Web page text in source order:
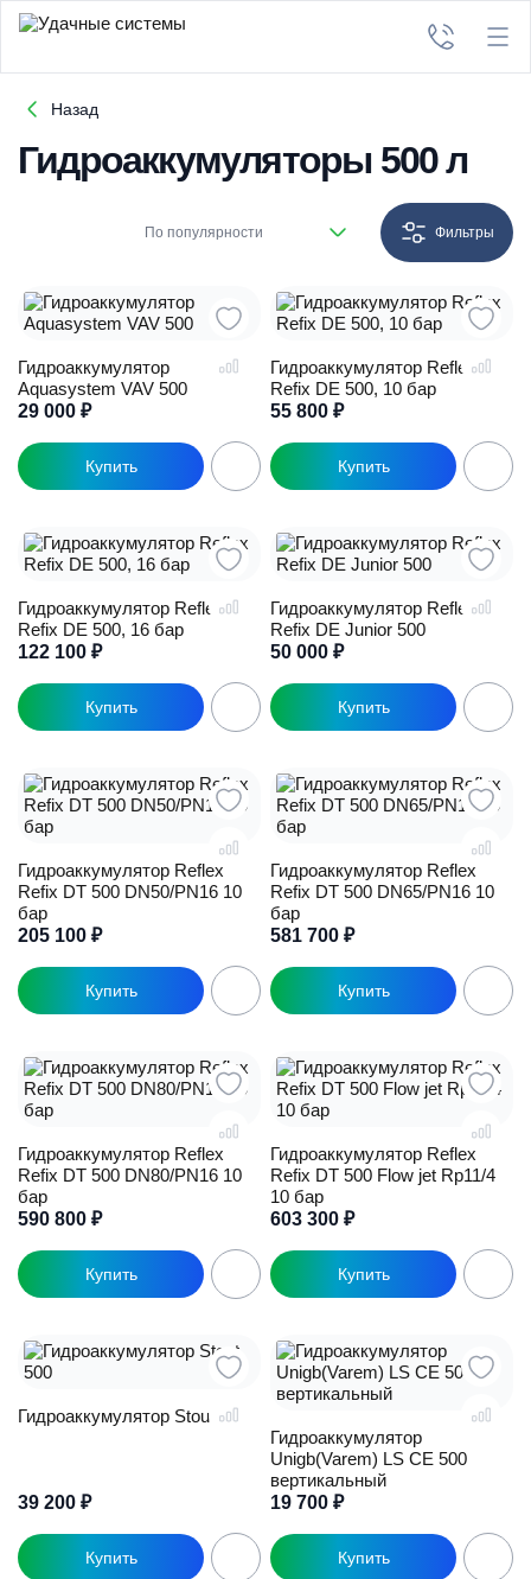
Назад
Гидроаккумуляторы 500 л
По популярности Фильтры
Гидроаккумулятор
Aquasystem VAV 500
29 000 ₽
Гидроаккумулятор Reflex
Refix DE 500, 10 бар
55 800 ₽
Гидроаккумулятор Reflex
Refix DE 500, 16 бар
122 100 ₽
Гидроаккумулятор Reflex
Refix DE Junior 500
50 000 ₽
Гидроаккумулятор Reflex
Refix DT 500 DN50/PN16 10
бар
205 100 ₽
Гидроаккумулятор Reflex
Refix DT 500 DN65/PN16 10
бар
581 700 ₽
Гидроаккумулятор Reflex
Refix DT 500 DN80/PN16 10
бар
590 800 ₽
Гидроаккумулятор Reflex
Refix DT 500 Flow jet Rp11/4
10 бар
603 300 ₽
Гидроаккумулятор Stout 500
39 200 ₽
Гидроаккумулятор
Unigb(Varem) LS CE 500
вертикальный
19 700 ₽